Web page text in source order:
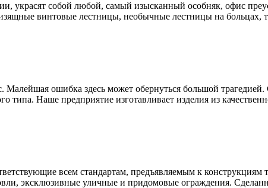
украсят собой любой, самый изысканный особняк, офис
винтовые лестницы, необычные лестницы на больцах,
Малейшая ошибка здесь может обернуться большой
Наше предприятие изготавливает изделия из
всем стандартам, предъявляемым к конструкциям
эксклюзивные уличные и придомовые ограждения.